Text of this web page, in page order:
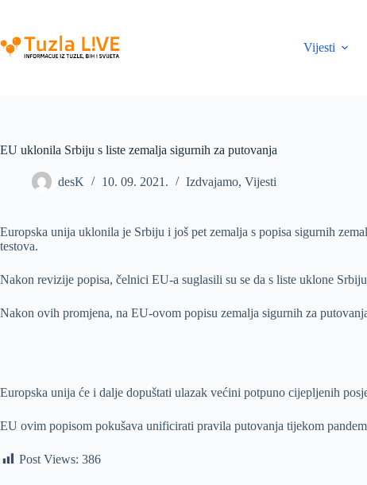
content
Vijesti
EU uklonila Srbiju s liste zemalja sigurnih za putovanja
desK 10. 09. 2021. Izdvajamo, Vijesti
Europska unija uklonila je Srbiju i još pet zemalja s popisa sigurnih
testova.
Nakon revizije popisa, čelnici EU-a suglasili su se da s liste uklone
Nakon ovih promjena, na EU-ovom popisu zemalja sigurnih za
Europska unija će i dalje dopuštati ulazak većini potpuno cijepljenih
EU ovim popisom pokušava unificirati pravila putovanja tijekom
Post Views: 386